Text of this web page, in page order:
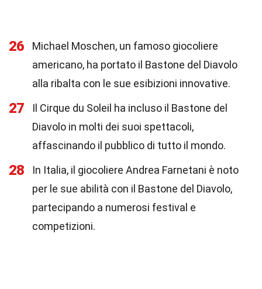
26
Michael Moschen, un famoso giocoliere
americano, ha portato il Bastone del Diavolo
alla ribalta con le sue esibizioni innovative.
27
Il Cirque du Soleil ha incluso il Bastone del
Diavolo in molti dei suoi spettacoli,
affascinando il pubblico di tutto il mondo.
28
In Italia, il giocoliere Andrea Farnetani è noto
per le sue abilità con il Bastone del Diavolo,
partecipando a numerosi festival e
competizioni.